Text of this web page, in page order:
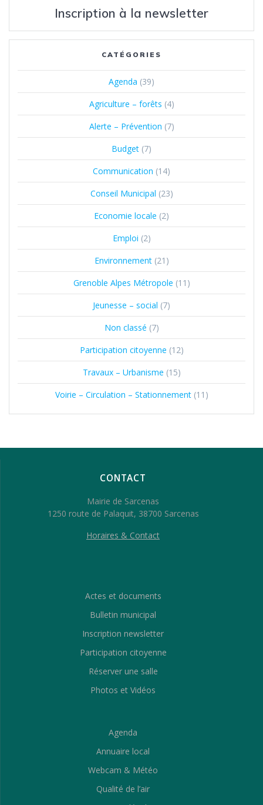
Inscription à la newsletter
CATÉGORIES
Agenda (39)
Agriculture – forêts (4)
Alerte – Prévention (7)
Budget (7)
Communication (14)
Conseil Municipal (23)
Economie locale (2)
Emploi (2)
Environnement(21)
Grenoble Alpes Métropole (11)
Jeunesse – social (7)
Non classé (7)
Participation citoyenne (12)
Travaux – Urbanisme (15)
Voirie – Circulation – Stationnement(11)
CONTACT
Mairie de Sarcenas
1250 route de Palaquit, 38700 Sarcenas
Horaires & Contact
Actes et documents
Bulletin municipal
Inscription newsletter
Participation citoyenne
Réserver une salle
Photos et Vidéos
Agenda
Annuaire local
Webcam & Météo
Qualité de l’air